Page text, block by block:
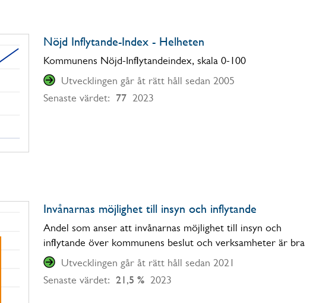
Nöjd Inflytande-Index - Helheten
Kommunens Nöjd-Inflytandeindex, skala 0-100
Utvecklingen går åt rätt håll sedan 2005
Senaste värdet:
77 2023
Invånarnas möjlighet till insyn och inflytande
Andel som anser att invånarnas möjlighet till insyn och
inflytande över kommunens beslut och verksamheter är bra
Utvecklingen går åt rätt håll sedan 2021
Senaste värdet:
21,5 % 2023